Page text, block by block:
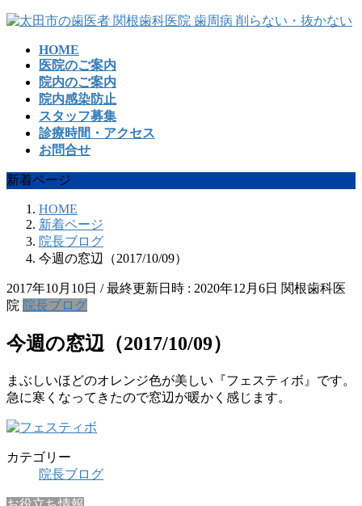
コ
プ
ナ
動
HOME
医院のご案内
院内のご案内
院内感染防止
スタッフ募集
診療時間・アクセス
お問合せ
新着ページ
HOME
新着ページ
院長ブログ
今週の窓辺（2017/10/09）
2017年10月10日 / 最終更新日時 : 2020年12月6日 関根歯科医
院 院長ブログ
今週の窓辺（2017/10/09）
まぶしいほどのオレンジ色が美しい『フェスティボ』です。
急に寒くなってきたので窓辺が暖かく感じます。
カテゴリー
院長ブログ